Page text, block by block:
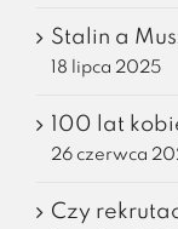
Stalin a
18 lipca 2025
100 lat
26 czerwca
Czy